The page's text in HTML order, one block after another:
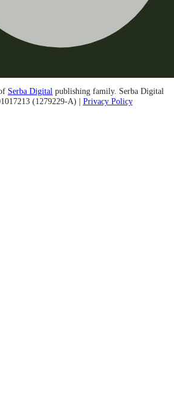
Serba Digital publishing family. Serba Digital
(1279229-A) | Privacy Policy